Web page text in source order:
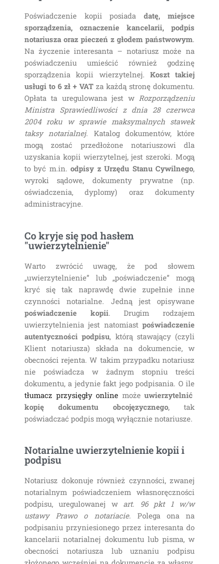
Poświadczenie kopii posiada datę, miejsce
sporządzenia, oznaczenie kancelarii, podpis
notariusza oraz pieczeń z głodem państwowym.
Na życzenie interesanta – notariusz może na
poświadczeniu umieścić również godzinę
sporządzenia kopii wierzytelnej. Koszt takiej
usługi to 6 zł + VAT za każdą stronę dokumentu.
Opłata ta uregulowana jest w Rozporządzeniu
Ministra Sprawiedliwości z dnia 28 czerwca
2004 roku w sprawie maksymalnych stawek
taksy notarialnej. Katalog dokumentów, które
mogą zostać przedłożone notariuszowi dla
uzyskania kopii wierzytelnej, jest szeroki. Mogą
to być m.in.odpisy z Urzędu Stanu Cywilnego,
wyroki sądowe, dokumenty prywatne (np.
oświadczenia, dyplomy) oraz dokumenty
administracyjne.
Co kryje się pod hasłem
"uwierzytelnienie"
Warto zwrócić uwagę, że pod słowem
„uwierzytelnienie” lub „poświadczenie” mogą
kryć się tak naprawdę dwie zupełnie inne
czynności notarialne. Jedną jest opisywane
poświadczenie kopii. Drugim rodzajem
uwierzytelnienia jest natomiast poświadczenie
autentyczności podpisu, którą stawający (czyli
Klient notariusza) składa na dokumencie, w
obecności rejenta. W takim przypadku notariusz
nie poświadcza w żadnym stopniu treści
dokumentu, a jedynie fakt jego podpisania. O ile
tłumacz przysięgły online możeuwierzytelnić
kopię dokumentu obcojęzycznego, tak
poświadczać podpis mogą wyłącznie notariusze.
Notarialne uwierzytelnienie kopii i
podpisu
Notariusz dokonuje również czynności, zwanej
notarialnym poświadczeniem własnoręczności
podpisu, uregulowanej w art. 96 pkt 1 w/w
ustawy Prawo o notariacie. Polega ona na
podpisaniu przyniesionego przez interesanta do
kancelarii notarialnej dokumentu lub pisma, w
obecności notariusza lub uznaniu podpisu